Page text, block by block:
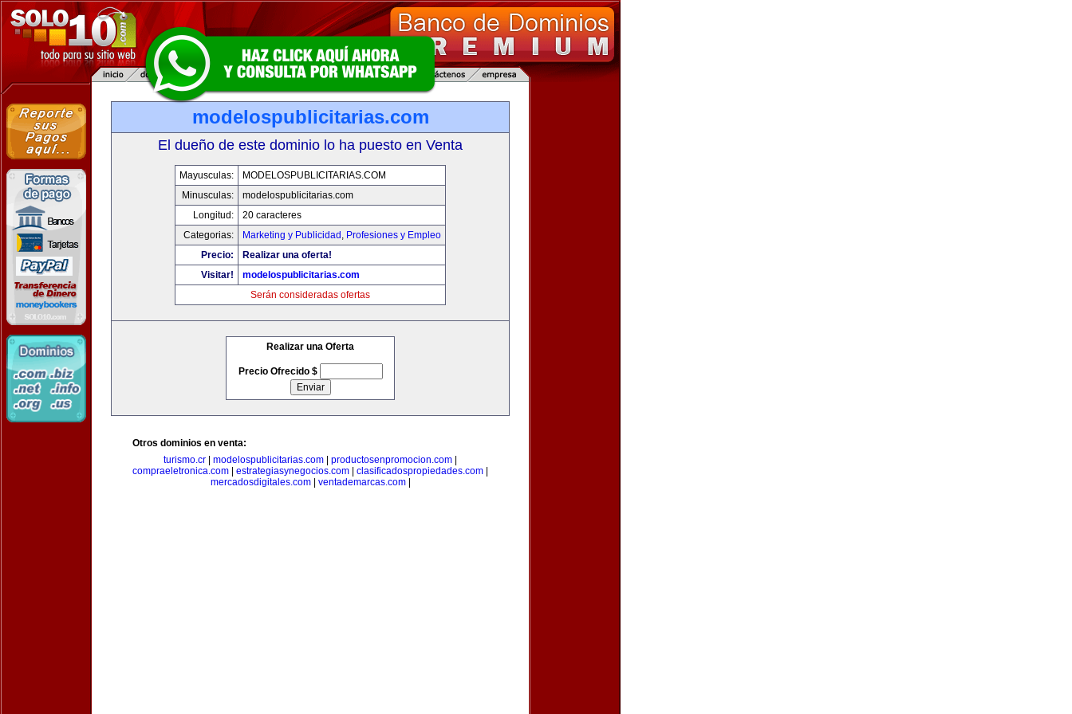
modelospublicitarias.com
El dueño de este dominio lo ha puesto en Venta
Mayusculas:
MODELOSPUBLICITARIAS.COM
Minusculas:
modelospublicitarias.com
Longitud:
20 caracteres
Categorias:
Marketing y Publicidad , Profesiones y Empleo
Precio:
Realizar una oferta!
Visitar!
modelospublicitarias.com
Serán consideradas ofertas
Realizar una Oferta
Precio Ofrecido $
Otros dominios en venta:
turismo.cr
modelospublicitarias.com productosenpromocion.com
compraeletronica.com
estrategiasynegocios.com clasificadospropiedades.com
mercadosdigitales.com| ventademarcas.com|